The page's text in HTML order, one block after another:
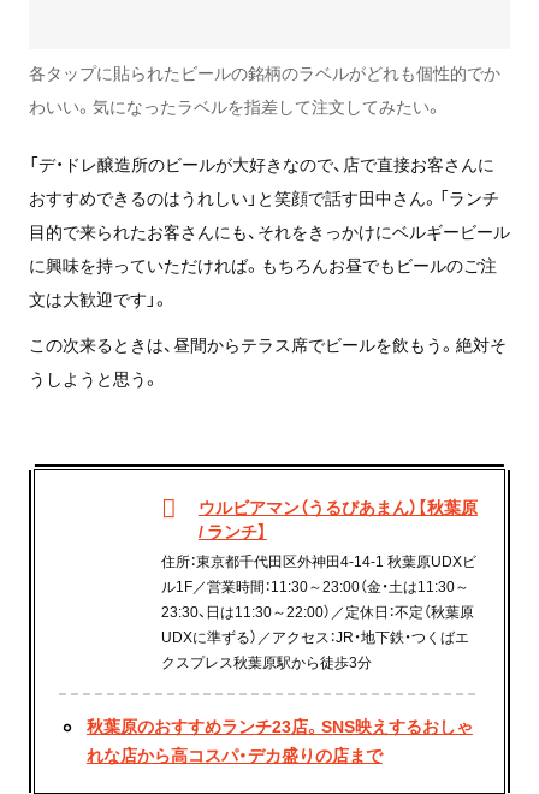
各タップに貼られたビールの銘柄のラベルがどれも個性的でか
わいい。気になったラベルを指差して注文してみたい。
「デ・ドレ醸造所のビールが大好きなので、店で直接お客さんに
おすすめできるのはうれしい」と笑顔で話す田中さん。「ランチ
目的で来られたお客さんにも、それをきっかけにベルギービール
に興味を持っていただければ。もちろんお昼でもビールのご注
文は大歓迎です」。
この次来るときは、昼間からテラス席でビールを飲もう。絶対そ
うしようと思う。
ウルビアマン（うるびあまん）【秋葉原
/ ランチ】
住所：東京都千代田区外神田4-14-1 秋葉原UDXビ
ル1F／営業時間：11:30～23:00（金・土は11:30～
23:30、日は11:30～22:00）／定休日：不定（秋葉原
UDXに準ずる）／アクセス：JR・地下鉄・つくばエ
クスプレス秋葉原駅から徒歩3分
秋葉原のおすすめランチ23店。SNS映えするおしゃ
れな店から高コスパ・デカ盛りの店まで